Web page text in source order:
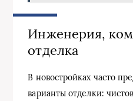
Инженерия,
отделка
В новостройках часто
варианты отделки: